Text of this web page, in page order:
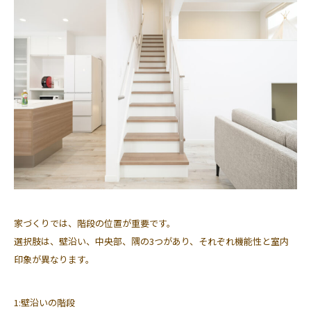
家づくりでは、階段の位置が重要です。
選択肢は、壁沿い、中央部、隅の3つがあり、それぞれ機能性と室内
印象が異なります。
1:壁沿いの階段